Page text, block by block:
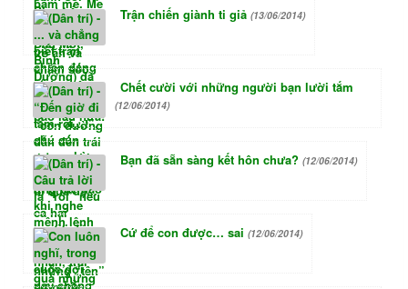
Trận chiến giành ti giả (13/06/2014)
Chết cười với những người bạn lười tắm
(12/06/2014)
Bạn đã sẵn sàng kết hôn chưa? (12/06/2014)
Cứ để con được… sai (12/06/2014)